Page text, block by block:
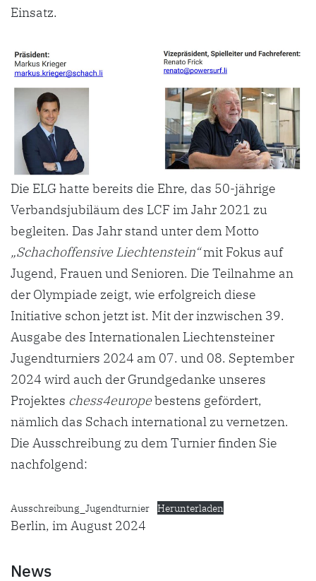
Einsatz.
Die ELG hatte bereits die Ehre, das 50-jährige
Verbandsjubiläum des LCF im Jahr 2021 zu
begleiten. Das Jahr stand unter dem Motto
„Schachoffensive Liechtenstein“mit Fokus auf
Jugend, Frauen und Senioren. Die Teilnahme an
der Olympiade zeigt, wie erfolgreich diese
Initiative schon jetzt ist. Mit der inzwischen 39.
Ausgabe des Internationalen Liechtensteiner
Jugendturniers 2024 am 07. und 08. September
2024 wird auch der Grundgedanke unseres
Projektes chess4europebestens gefördert,
nämlich das Schach international zu vernetzen.
Die Ausschreibung zu dem Turnier finden Sie
nachfolgend:
Ausschreibung_Jugendturnier Herunterladen
Berlin, im August 2024
News